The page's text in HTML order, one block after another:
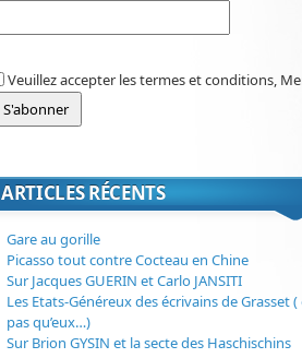
Veuillez accepter les termes et conditions,
ARTICLES RÉCENTS
Gare au gorille
Picasso tout contre Cocteau en Chine
Sur Jacques GUERIN et Carlo JANSITI
Les Etats-Généreux des écrivains de Grasset (
pas qu’eux…)
Sur Brion GYSIN et la secte des Haschischins